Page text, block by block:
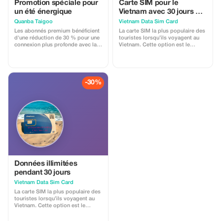
Promotion spéciale pour
un été énergique
Quanba Taigoo
Les abonnés premium bénéficient
d'une réduction de 30 % pour une
connexion plus profonde avec la
Carte SIM pour le
Vietnam avec 30 jours et
180 Go de données et
d'appels
Vietnam Data Sim Card
La carte SIM la plus populaire des
touristes lorsqu’ils voyagent au
Vietnam. Cette option est le
-30%
Données illimitées
pendant 30 jours
Vietnam Data Sim Card
La carte SIM la plus populaire des
touristes lorsqu’ils voyagent au
Vietnam. Cette option est le